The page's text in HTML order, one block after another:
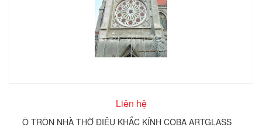
Liên hệ
Ô TRÒN NHÀ THỜ ĐIÊU KHẮC KÍNH COBA ARTGLASS